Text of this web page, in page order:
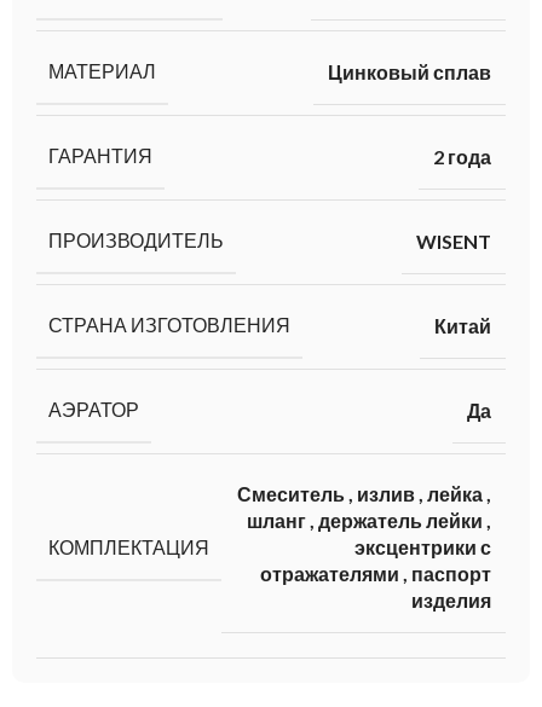
МАТЕРИАЛ Цинковый сплав
ГАРАНТИЯ 2 года
ПРОИЗВОДИТЕЛЬ WISENT
СТРАНА ИЗГОТОВЛЕНИЯ Китай
АЭРАТОР Да
КОМПЛЕКТАЦИЯ
Смеситель, излив, лейка,
шланг, держатель лейки ,
эксцентрики с
отражателями , паспорт
изделия